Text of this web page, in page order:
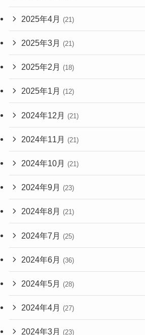
2025年4月 (21)
2025年3月 (21)
2025年2月 (18)
2025年1月 (12)
2024年12月 (21)
2024年11月 (21)
2024年10月 (21)
2024年9月 (23)
2024年8月 (21)
2024年7月 (25)
2024年6月 (36)
2024年5月 (28)
2024年4月 (27)
2024年3月 (23)